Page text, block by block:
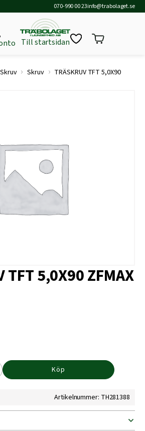
070-990 00 23info@trabolaget.se
Till startsidan
› Skruv › TRÄSKRUV TFT 5,0X90
TFT 5,0X90 ZFMAX
Köp
Artikelnummer: TH281388